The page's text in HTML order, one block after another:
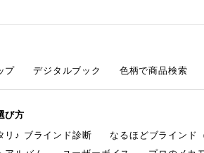
プ
デジタルブック 色柄で商品検索
び方
リ♪ ブラインド診断
なるほどブラインド